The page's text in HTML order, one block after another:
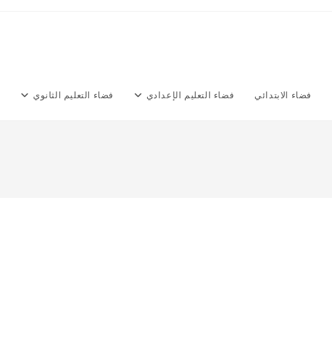
فضاء الابتدائي فضاء التعليم الإعدادي فضاء التعليم الثانوي